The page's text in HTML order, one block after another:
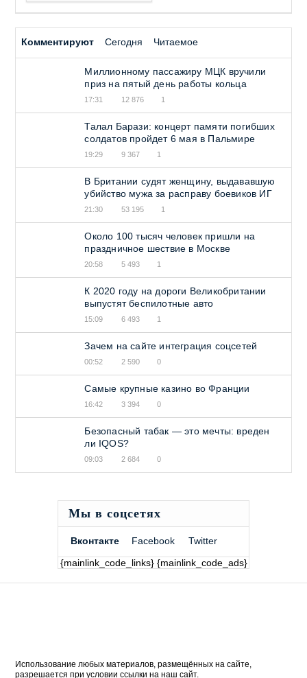
Комментируют Сегодня Читаемое
Миллионному пассажиру МЦК вручили
приз на пятый день работы кольца
17:31 12 876 1
Талал Барази: концерт памяти погибших
солдатов пройдет 6 мая в Пальмире
19:29 9 367 1
В Британии судят женщину, выдававшую
убийство мужа за расправу боевиков ИГ
21:30 53 195 1
Около 100 тысяч человек пришли на
праздничное шествие в Москве
20:58 5 493 1
К 2020 году на дороги Великобритании
выпустят беспилотные авто
15:09 6 493 1
Зачем на сайте интеграция соцсетей
00:52 2 590 0
Самые крупные казино во Франции
16:42 3 394 0
Безопасный табак — это мечты: вреден
ли IQOS?
09:03 2 684 0
Мы в соцсетях
Вконтакте Facebook
Twitter
{mainlink_code_links} {mainlink_code_ads}
Использование любых материалов, размещённых на сайте,
разрешается при условии ссылки на наш сайт.